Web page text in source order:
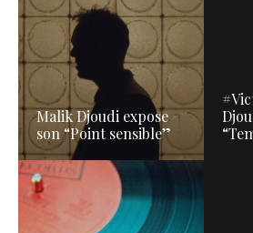
Malik Djoudi expose
son “Point sensible”